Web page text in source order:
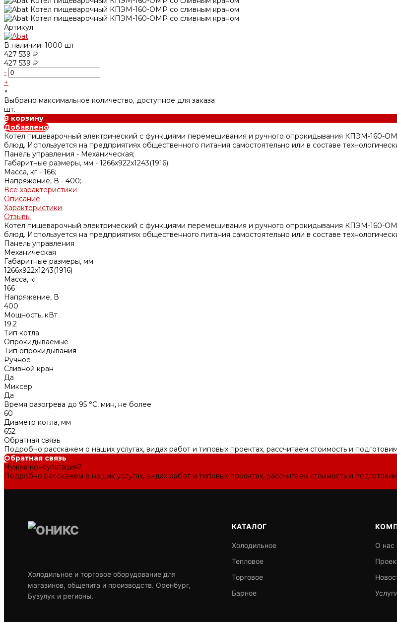
Артикул:
В наличии: 1000 шт
427 539 ₽
427 539 ₽
-
+
×
Выбрано максимальное количество, доступное для заказа
шт.
В корзину
Добавлено
Котел пищеварочный электрический с функциями перемешивания и ручного опрокидывания КПЭМ-160-
блюд. Используется на предприятиях общественного питания самостоятельно или в составе
Панель управления - Механическая;
Габаритные размеры, мм - 1266х922х1243(1916);
Масса, кг - 166;
Напряжение, В - 400;
Все характеристики
Описание
Характеристики
Отзывы
Котел пищеварочный электрический с функциями перемешивания и ручного опрокидывания КПЭМ-160-
блюд. Используется на предприятиях общественного питания самостоятельно или в составе
Панель управления
Механическая
Габаритные размеры, мм
1266х922х1243(1916)
Масса, кг
166
Напряжение, В
400
Мощность, кВт
19.2
Тип котла
Опрокидываемые
Тип опрокидывания
Ручное
Сливной кран
Да
Миксер
Да
Время разогрева до 95 °C, мин, не более
60
Диаметр котла, мм
652
Обратная связь
Подробно расскажем о наших услугах, видах работ и типовых проектах, рассчитаем стоимость и
Обратная связь
Нужна консультация?
Подробно расскажем о наших услугах, видах работ и типовых проектах, рассчитаем стоимость и
Холодильное и торговое оборудование для
магазинов, общепита и производств. Оренбург,
Бузулук и регионы.
КАТАЛОГ
Холодильное
Тепловое
Торговое
Барное
О нас